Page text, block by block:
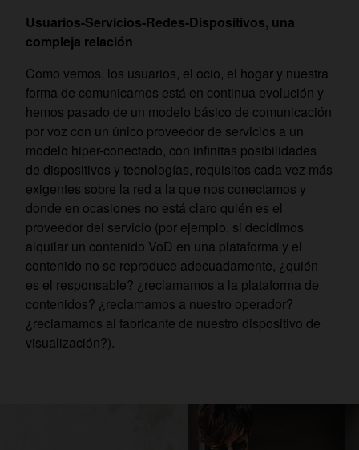
Usuarios-Servicios-Redes-Dispositivos, una
compleja relación
Como vemos, los usuarios, el ocio, el hogar y nuestra
forma de comunicarnos está en continua evolución y
hemos pasado de un modelo básico de comunicación
por voz con un único proveedor de servicios a un
modelo hiper-conectado, con infinitas posibilidades
de dispositivos y tecnologías, requisitos cada vez más
exigentes sobre la red a la que nos conectamos y
donde en ocasiones no está claro quién es el
proveedor del servicio (por ejemplo, si decidimos
alquilar un contenido VoD en una plataforma y el
contenido no se reproduce adecuadamente, ¿quién
es el responsable? ¿reclamamos a la plataforma de
contenidos? ¿reclamamos a nuestro operador?
¿reclamamos al fabricante de nuestro dispositivo de
visualización?).